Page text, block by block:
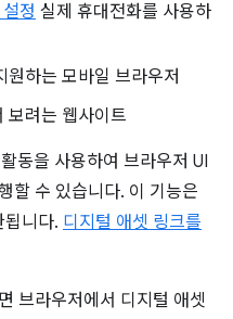
정 실제 휴대전화를 사용하
원하는 모바일 브라우저
보려는 웹사이트
동을 사용하여 브라우저 UI
할 수 있습니다. 이 기능은
됩니다. 디지털 애셋 링크를
브라우저에서 디지털 애셋